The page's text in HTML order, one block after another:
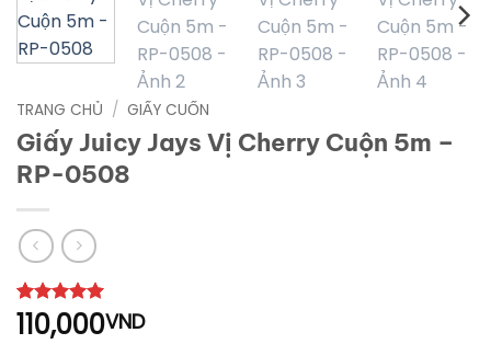
TRANG CHỦ / GIẤY CUỐN
Giấy Juicy Jays Vị Cherry Cuộn 5m –
RP-0508
5trên 5
dựa trên
1
110,000VND